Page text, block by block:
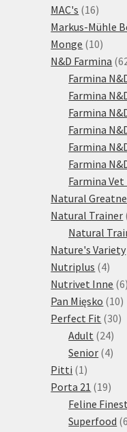
MAC's 1616
Markus-Mühle
Monge 1010
N&D Farmina
Farmina
Farmina
Farmina
Farmina
Farmina
Farmina
Farmina
Natural
Natural Trainer
Natural
Nature's Variety
Nutriplus 44
Nutrivet Inne 66
Pan Mięsko 1010
Perfect Fit 3030
Adult 2424
Senior 44
Pitti 1 1
produkt
Porta 21 1919
Feline Finest
Superfood 6